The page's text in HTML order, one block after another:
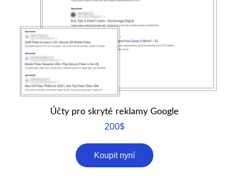
Účty pro skryté reklamy Google
200$
Koupit nyní